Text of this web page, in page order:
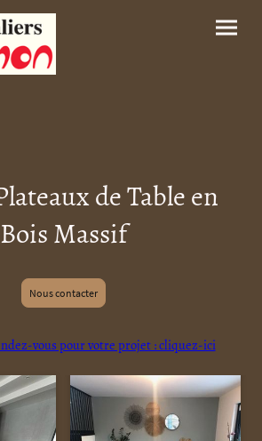
de Table en
Bois Massif
Nous contacter
vous pour votre projet : cliquez-ici